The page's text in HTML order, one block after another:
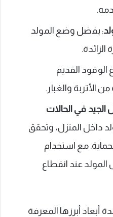
: يفضل وضع المولد
الوقود القديم
الأتربة والغبار.
الجيد في الحالات
داخل المنزل، وتحقق
مع استخدام
المولد عند انقطاع
أبعاد أبرزها المعرفة